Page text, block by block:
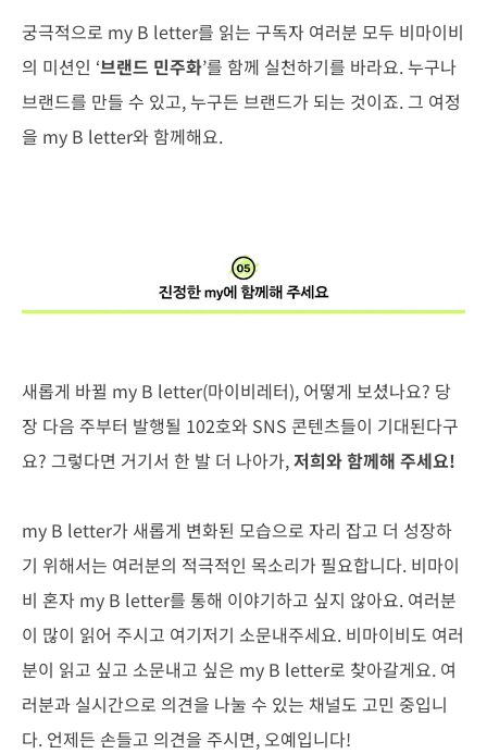
궁극적으로 my B letter를 읽는 구독자 여러분 모두 비마이비
의 미션인 ‘브랜드 민주화’를 함께 실천하기를 바라요. 누구나
브랜드를 만들 수 있고, 누구든 브랜드가 되는 것이죠. 그 여정
을 my B letter와 함께해요.
새롭게 바뀔 my B letter(마이비레터), 어떻게 보셨나요? 당
장 다음 주부터 발행될 102호와 SNS 콘텐츠들이 기대된다구
요? 그렇다면 거기서 한 발 더 나아가,저희와 함께해 주세요!
my B letter가 새롭게 변화된 모습으로 자리 잡고 더 성장하
기 위해서는 여러분의 적극적인 목소리가 필요합니다. 비마이
비 혼자 my B letter를 통해 이야기하고 싶지 않아요. 여러분
이 많이 읽어 주시고 여기저기 소문내주세요. 비마이비도 여러
분이 읽고 싶고 소문내고 싶은 my B letter로 찾아갈게요. 여
러분과 실시간으로 의견을 나눌 수 있는 채널도 고민 중입니
다. 언제든 손들고 의견을 주시면, 오예입니다!